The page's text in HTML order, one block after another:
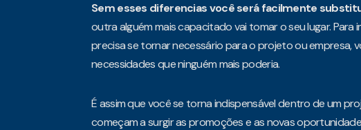
Sem esses diferencias você será facilmente
outra alguém mais capacitado vai tomar o seu lugar. Para
precisa se tornar necessário para o projeto ou empresa,
necessidades que ninguém mais poderia.
É assim que você se torna indispensável dentro de um
começam a surgir as promoções e as novas